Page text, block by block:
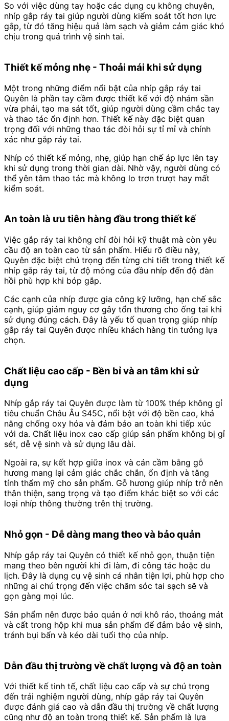
So với việc dùng tay hoặc các dụng cụ không chuyên,
nhíp gắp ráy tai giúp người dùng kiểm soát tốt hơn lực
gắp, từ đó tăng hiệu quả làm sạch và giảm cảm giác khó
chịu trong quá trình vệ sinh tai.
Thiết kế mỏng nhẹ - Thoải mái khi sử dụng
Một trong những điểm nổi bật của nhíp gắp ráy tai
Quyên là phần tay cầm được thiết kế với độ nhám sần
vừa phải, tạo ma sát tốt, giúp người dùng cầm chắc tay
và thao tác ổn định hơn. Thiết kế này đặc biệt quan
trọng đối với những thao tác đòi hỏi sự tỉ mỉ và chính
xác như gắp ráy tai.
Nhíp có thiết kế mỏng, nhẹ, giúp hạn chế áp lực lên tay
khi sử dụng trong thời gian dài. Nhờ vậy, người dùng có
thể yên tâm thao tác mà không lo trơn trượt hay mất
kiểm soát.
An toàn là ưu tiên hàng đầu trong thiết kế
Việc gắp ráy tai không chỉ đòi hỏi kỹ thuật mà còn yêu
cầu độ an toàn cao từ sản phẩm. Hiểu rõ điều này,
Quyên đặc biệt chú trọng đến từng chi tiết trong thiết kế
nhíp gắp ráy tai, từ độ mỏng của đầu nhíp đến độ đàn
hồi phù hợp khi bóp gắp.
Các cạnh của nhíp được gia công kỹ lưỡng, hạn chế sắc
cạnh, giúp giảm nguy cơ gây tổn thương cho ống tai khi
sử dụng đúng cách. Đây là yếu tố quan trọng giúp nhíp
gắp ráy tai Quyên được nhiều khách hàng tin tưởng lựa
chọn.
Chất liệu cao cấp - Bền bỉ và an tâm khi sử
dụng
Nhíp gắp ráy tai Quyên được làm từ 100% thép không gỉ
tiêu chuẩn Châu Âu S45C, nổi bật với độ bền cao, khả
năng chống oxy hóa và đảm bảo an toàn khi tiếp xúc
với da. Chất liệu inox cao cấp giúp sản phẩm không bị gỉ
sét, dễ vệ sinh và sử dụng lâu dài.
Ngoài ra, sự kết hợp giữa inox và cán cầm bằng gỗ
hương mang lại cảm giác chắc chắn, ổn định và tăng
tính thẩm mỹ cho sản phẩm. Gỗ hương giúp nhíp trở nên
thân thiện, sang trọng và tạo điểm khác biệt so với các
loại nhíp thông thường trên thị trường.
Nhỏ gọn - Dễ dàng mang theo và bảo quản
Nhíp gắp ráy tai Quyên có thiết kế nhỏ gọn, thuận tiện
mang theo bên người khi đi làm, đi công tác hoặc du
lịch. Đây là dụng cụ vệ sinh cá nhân tiện lợi, phù hợp cho
những ai chú trọng đến việc chăm sóc tai sạch sẽ và
gọn gàng mọi lúc.
Sản phẩm nên được bảo quản ở nơi khô ráo, thoáng mát
và cất trong hộp khi mua sản phẩm để đảm bảo vệ sinh,
tránh bụi bẩn và kéo dài tuổi thọ của nhíp.
Dẫn đầu thị trường về chất lượng và độ an toàn
Với thiết kế tinh tế, chất liệu cao cấp và sự chú trọng
đến trải nghiệm người dùng, nhíp gắp ráy tai Quyên
được đánh giá cao và dẫn đầu thị trường về chất lượng
cũng như độ an toàn trong thiết kế. Sản phẩm là lựa